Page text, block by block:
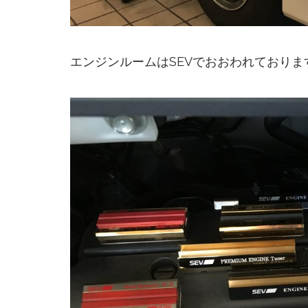
エンジンルームはSEVでおおわれておりま